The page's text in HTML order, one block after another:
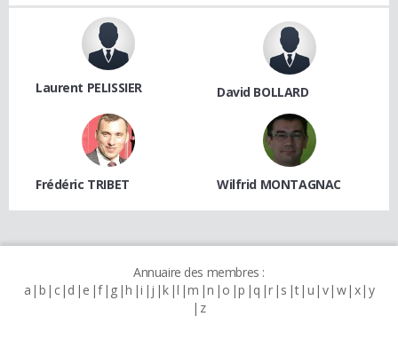
Laurent PELISSIER David BOLLARD
Frédéric TRIBET Wilfrid MONTAGNAC
Annuaire des membres :
a b c d e f g h i j k l m n o p q r s t u v w x y
z